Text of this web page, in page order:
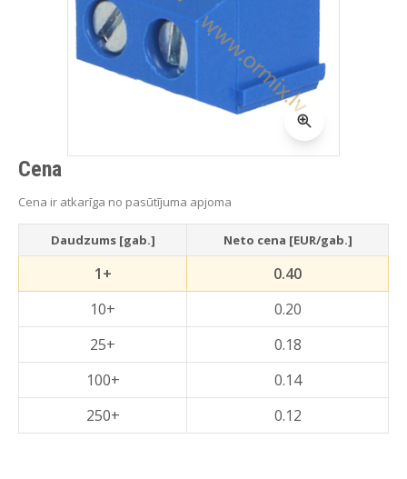
Cena
Cena ir atkarīga no pasūtījuma apjoma
Daudzums [gab.] Neto cena [EUR/gab.]
1+
0.40
10+
0.20
25+
0.18
100+
0.14
250+
0.12